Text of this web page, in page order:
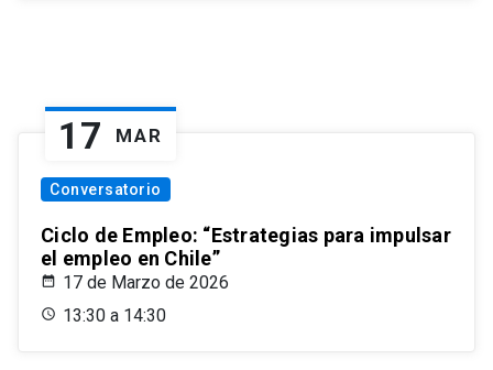
17 MAR
Conversatorio
Ciclo de Empleo: “Estrategias para impulsar
el empleo en Chile”
17 de Marzo de 2026
13:30 a 14:30